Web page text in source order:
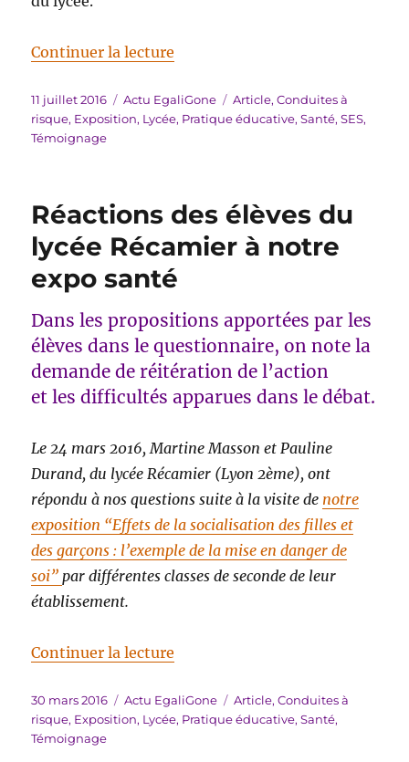
Continuer la lecture
Publié
le
11 juillet 2016 Catégories
Actu EgaliGone Étiquettes
Article,Conduites à
risque, Exposition, Lycée, Pratique éducative,Santé,SES,
Témoignage
Réactions des élèves du
lycée Récamier à notre
expo santé
Dans les propositions apportées par les
élèves dans le questionnaire, on note la
demande de réitération de l’action
et les difficultés apparues dans le débat.
Le 24 mars 2016, Martine Masson et Pauline
Durand, du lycée Récamier (Lyon 2ème), ont
répondu à nos questions suite à la visite de notre
exposition “Effets de la socialisation des filles et
des garçons : l’exemple de la mise en danger de
soi” par différentes classes de seconde de leur
établissement.
Continuer la lecture
Publié
le
30 mars 2016 Catégories
Actu EgaliGone Étiquettes
Article,Conduites à
risque, Exposition, Lycée, Pratique éducative,Santé,
Témoignage